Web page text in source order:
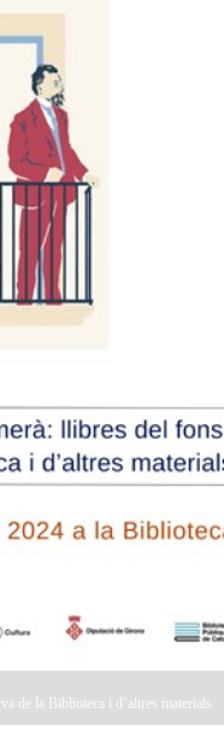
de la Biblioteca i d’altres materials